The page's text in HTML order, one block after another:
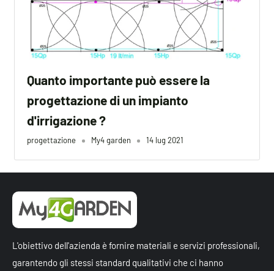
Quanto importante può essere la
progettazione di un impianto
d'irrigazione ?
progettazione My4 garden 14 lug 2021
L'obiettivo dell'azienda è fornire materiali e servizi professionali,
garantendo gli stessi standard qualitativi che ci hanno